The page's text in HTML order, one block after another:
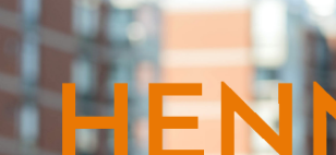
Skip
to
content